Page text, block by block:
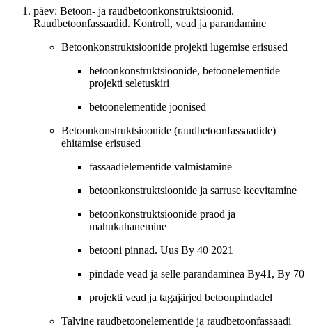
päev: Betoon- ja raudbetoonkonstruktsioonid.
Raudbetoonfassaadid. Kontroll, vead ja parandamine
Betoonkonstruktsioonide projekti lugemise erisused
betoonkonstruktsioonide, betoonelementide
projekti seletuskiri
betoonelementide joonised
Betoonkonstruktsioonide (raudbetoonfassaadide)
ehitamise erisused
fassaadielementide valmistamine
betoonkonstruktsioonide ja sarruse keevitamine
betoonkonstruktsioonide praod ja
mahukahanemine
betooni pinnad. Uus By 40 2021
pindade vead ja selle parandaminea By41, By 70
projekti vead ja tagajärjed betoonpindadel
Talvine raudbetoonelementide ja raudbetoonfassaadi